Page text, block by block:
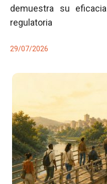
demuestra su
regulatoria
29/07/2026